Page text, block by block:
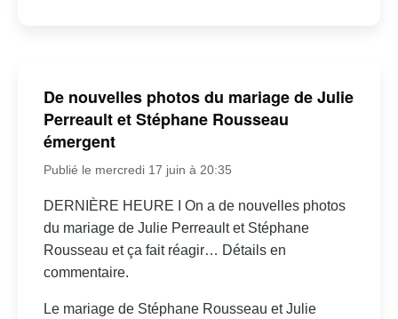
De nouvelles photos du mariage de Julie
Perreault et Stéphane Rousseau
émergent
Publié le mercredi 17 juin à 20:35
DERNIÈRE HEURE I On a de nouvelles photos
du mariage de Julie Perreault et Stéphane
Rousseau et ça fait réagir… Détails en
commentaire.
Le mariage de Stéphane Rousseau et Julie